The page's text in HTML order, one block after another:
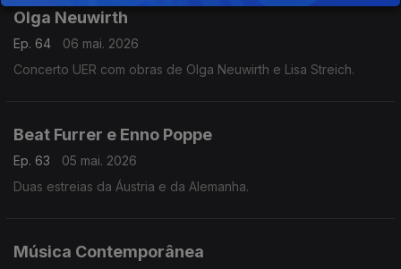
Olga Neuwirth
Ep. 64
06 mai. 2026
Concerto UER com obras de Olga Neuwirth e Lisa Streich.
Beat Furrer e Enno Poppe
Ep. 63
05 mai. 2026
Duas estreias da Áustria e da Alemanha.
Música Contemporânea